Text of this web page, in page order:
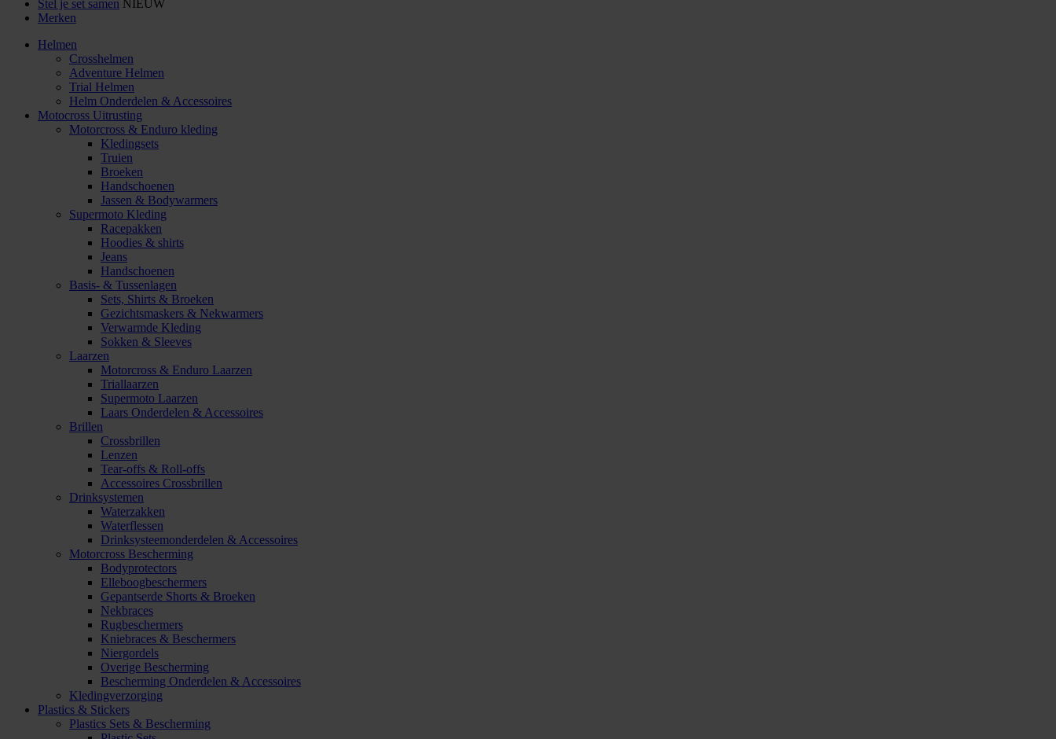
Stel je set samen NIEUW
Merken
Helmen
Crosshelmen
Adventure Helmen
Trial Helmen
Helm Onderdelen & Accessoires
Motocross Uitrusting
Motorcross & Enduro kleding
Kledingsets
Truien
Broeken
Handschoenen
Jassen & Bodywarmers
Supermoto Kleding
Racepakken
Hoodies & shirts
Jeans
Handschoenen
Basis- & Tussenlagen
Sets, Shirts & Broeken
Gezichtsmaskers & Nekwarmers
Verwarmde Kleding
Sokken & Sleeves
Laarzen
Motorcross & Enduro Laarzen
Triallaarzen
Supermoto Laarzen
Laars Onderdelen & Accessoires
Brillen
Crossbrillen
Lenzen
Tear-offs & Roll-offs
Accessoires Crossbrillen
Drinksystemen
Waterzakken
Waterflessen
Drinksysteemonderdelen & Accessoires
Motorcross Bescherming
Bodyprotectors
Elleboogbeschermers
Gepantserde Shorts & Broeken
Nekbraces
Rugbeschermers
Kniebraces & Beschermers
Niergordels
Overige Bescherming
Bescherming Onderdelen & Accessoires
Kledingverzorging
Plastics & Stickers
Plastics Sets & Bescherming